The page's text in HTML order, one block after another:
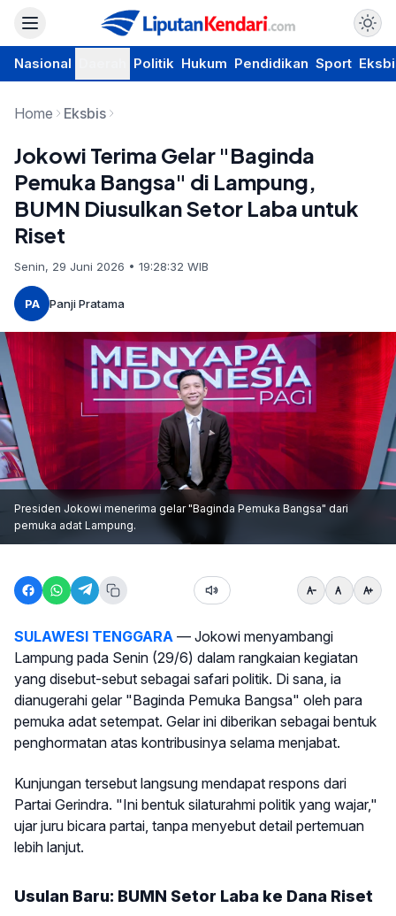
Nasional Politik Hukum Pendidikan Sport
Home Eksbis
Jokowi Terima Gelar "Baginda
Pemuka Bangsa" di Lampung,
BUMN Diusulkan Setor Laba untuk
Riset
Senin, 29 Juni 2026 • 19:28:32 WIB
PA Panji Pratama
Presiden Jokowi menerima gelar "Baginda Pemuka Bangsa" dari
pemuka adat Lampung.
SULAWESI TENGGARA — Jokowi menyambangi
Lampung pada Senin (29/6) dalam rangkaian kegiatan
yang disebut-sebut sebagai safari politik. Di sana, ia
dianugerahi gelar "Baginda Pemuka Bangsa" oleh para
pemuka adat setempat. Gelar ini diberikan sebagai bentuk
penghormatan atas kontribusinya selama menjabat.
Kunjungan tersebut langsung mendapat respons dari
Partai Gerindra. "Ini bentuk silaturahmi politik yang wajar,"
ujar juru bicara partai, tanpa menyebut detail pertemuan
lebih lanjut.
Usulan Baru: BUMN Setor Laba ke Dana Riset